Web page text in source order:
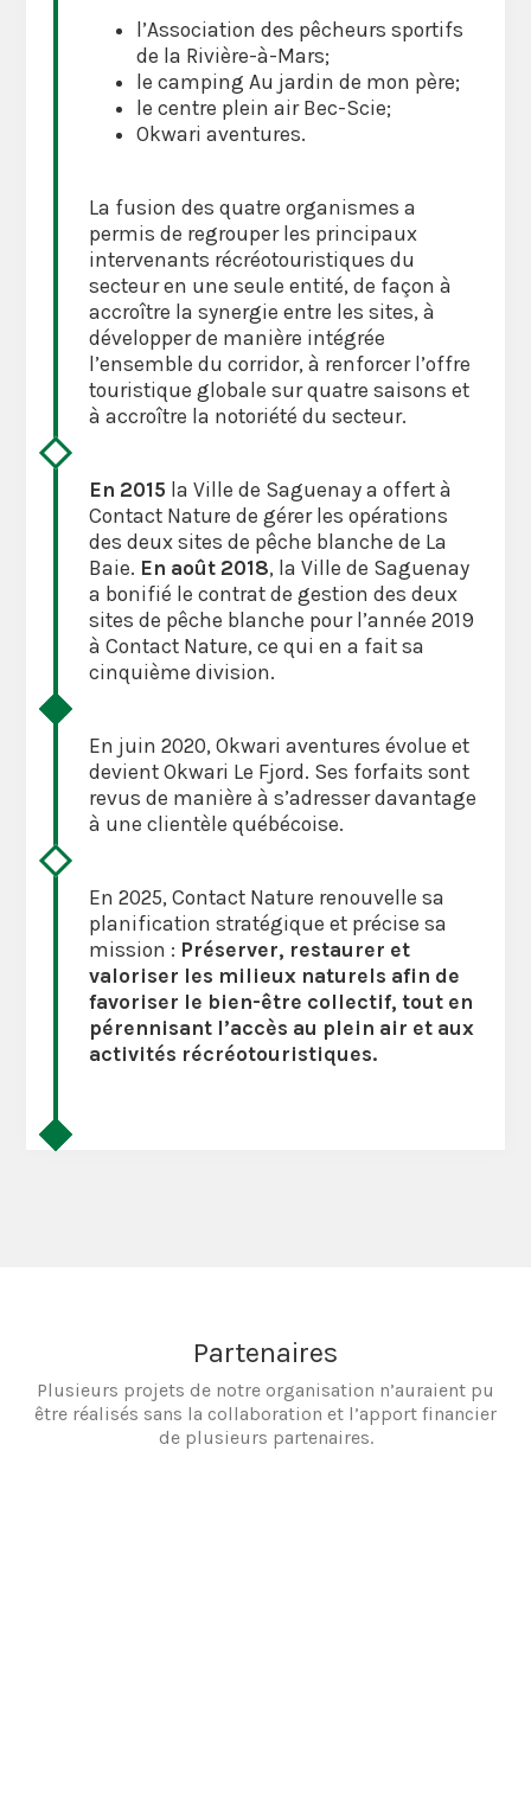
l’Association des pêcheurs sportifs
de la Rivière-à-Mars;
le camping Au jardin de mon père;
le centre plein air Bec-Scie;
Okwari aventures.
La fusion des quatre organismes a
permis de regrouper les principaux
intervenants récréotouristiques du
secteur en une seule entité, de façon à
accroître la synergie entre les sites, à
développer de manière intégrée
l’ensemble du corridor, à renforcer l’offre
touristique globale sur quatre saisons et
à accroître la notoriété du secteur.
En 2015 la Ville de Saguenay a offert à
Contact Nature de gérer les opérations
des deux sites de pêche blanche de La
Baie. En août 2018, la Ville de Saguenay
a bonifié le contrat de gestion des deux
sites de pêche blanche pour l’année 2019
à Contact Nature, ce qui en a fait sa
cinquième division.
En juin 2020, Okwari aventures évolue et
devient Okwari Le Fjord. Ses forfaits sont
revus de manière à s’adresser davantage
à une clientèle québécoise.
En 2025, Contact Nature renouvelle sa
planification stratégique et précise sa
mission : Préserver, restaurer et
valoriser les milieux naturels afin de
favoriser le bien-être collectif, tout en
pérennisant l’accès au plein air et aux
activités récréotouristiques.
Partenaires
Plusieurs projets de notre organisation n’auraient pu
être réalisés sans la collaboration et l’apport financier
de plusieurs partenaires.